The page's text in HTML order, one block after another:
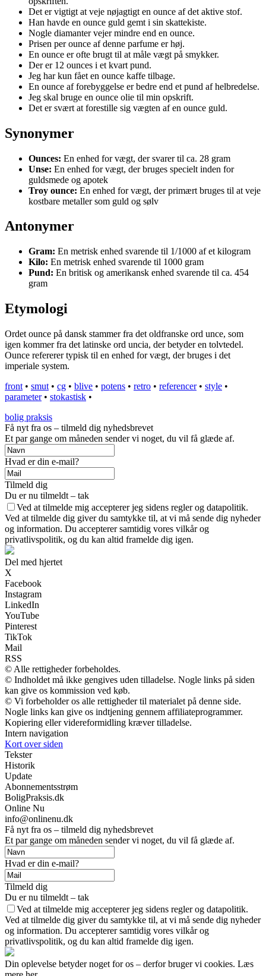
Det er vigtigt at veje nøjagtigt en ounce af det aktive stof.
Han havde en ounce guld gemt i sin skattekiste.
Nogle diamanter vejer mindre end en ounce.
Prisen per ounce af denne parfume er høj.
En ounce er ofte brugt til at måle vægt på smykker.
Der er 12 ounces i et kvart pund.
Jeg har kun fået en ounce kaffe tilbage.
En ounce af forebyggelse er bedre end et pund af helbredelse.
Jeg skal bruge en ounce olie til min opskrift.
Det er svært at forestille sig vægten af en ounce guld.
Synonymer
Ounces: En enhed for vægt, der svarer til ca. 28 gram
Unse: En enhed for vægt, der bruges specielt inden for
guldsmede og apotek
Troy ounce: En enhed for vægt, der primært bruges til at veje
kostbare metaller som guld og sølv
Antonymer
Gram: En metrisk enhed svarende til 1/1000 af et kilogram
Kilo: En metrisk enhed svarende til 1000 gram
Pund: En britisk og amerikansk enhed svarende til ca. 454
gram
Etymologi
Ordet ounce på dansk stammer fra det oldfranske ord unce, som
igen kommer fra det latinske ord uncia, der betyder en tolvtedel.
Ounce refererer typisk til en enhed for vægt, der bruges i det
imperiale system.
front • smut • cg • blive • potens • retro • referencer• style •
parameter• stokastisk •
bolig praksis
Få nyt fra os – tilmeld dig nyhedsbrevet
Et par gange om måneden sender vi noget, du vil få glæde af.
Hvad er din e-mail?
Tilmeld dig
Du er nu tilmeldt – tak
Ved at tilmelde mig accepterer jeg sidens regler og datapolitik.
Ved at tilmelde dig giver du samtykke til, at vi må sende dig nyheder
og information. Du accepterer samtidig vores vilkår og
privatlivspolitik, og du kan altid framelde dig igen.
Del med hjertet
X
Facebook
Instagram
LinkedIn
YouTube
Pinterest
TikTok
Mail
RSS
© Alle rettigheder forbeholdes.
© Indholdet må ikke gengives uden tilladelse. Nogle links på siden
kan give os kommission ved køb.
© Vi forbeholder os alle rettigheder til materialet på denne side.
Nogle links kan give os indtjening gennem affiliateprogrammer.
Kopiering eller videreformidling kræver tilladelse.
Intern navigation
Kort over siden
Tekster
Historik
Update
Abonnementsstrøm
BoligPraksis.dk
Online Nu
info@onlinenu.dk
Få nyt fra os – tilmeld dig nyhedsbrevet
Et par gange om måneden sender vi noget, du vil få glæde af.
Hvad er din e-mail?
Tilmeld dig
Du er nu tilmeldt – tak
Ved at tilmelde mig accepterer jeg sidens regler og datapolitik.
Ved at tilmelde dig giver du samtykke til, at vi må sende dig nyheder
og information. Du accepterer samtidig vores vilkår og
privatlivspolitik, og du kan altid framelde dig igen.
Din oplevelse betyder noget for os – derfor bruger vi cookies. Læs